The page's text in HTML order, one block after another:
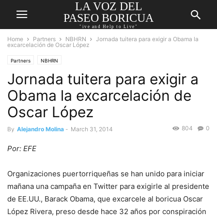
LA VOZ DEL
PASEO BORICUA
"ive and Help to Live"
Home Partners NBHRN
Jornada tuitera para exigir a Obama la
excarcelación de Oscar López
Partners NBHRN
Jornada tuitera para exigir a
Obama la excarcelación de
Oscar López
By Alejandro Molina - March 31, 2014 0
804
Por: EFE
Organizaciones puertorriqueñas se han unido para iniciar
mañana una campaña en Twitter para exigirle al presidente
de EE.UU., Barack Obama, que excarcele al boricua Oscar
López Rivera, preso desde hace 32 años por conspiración